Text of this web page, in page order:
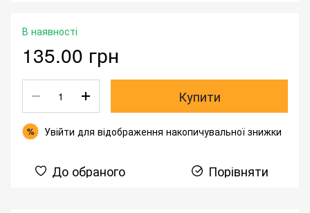
В наявності
135.00 грн
Купити
% Увійти для відображення накопичувальної знижки
До обраного Порівняти